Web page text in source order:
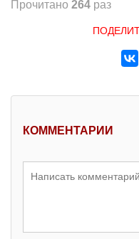
Прочитано 264 раз
КОММЕНТАРИИ